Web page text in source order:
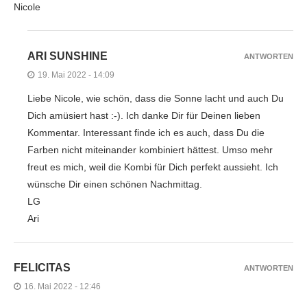
Nicole
ARI SUNSHINE
19. Mai 2022 - 14:09
Liebe Nicole, wie schön, dass die Sonne lacht und auch Du
Dich amüsiert hast :-). Ich danke Dir für Deinen lieben
Kommentar. Interessant finde ich es auch, dass Du die
Farben nicht miteinander kombiniert hättest. Umso mehr
freut es mich, weil die Kombi für Dich perfekt aussieht. Ich
wünsche Dir einen schönen Nachmittag.
LG
Ari
ANTWORTEN
FELICITAS
16. Mai 2022 - 12:46
ANTWORTEN